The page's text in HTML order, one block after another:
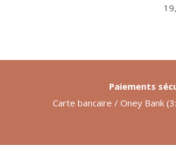
Paiements
Carte bancaire / Oney Bank